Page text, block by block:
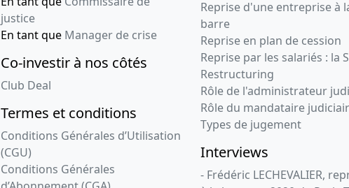
justice
En tant que Manager de crise
Co-investir à nos côtés
Club Deal
Termes et conditions
Conditions Générales d’Utilisation
(CGU)
Conditions Générales
Reprise d'une entreprise à
barre
Reprise en plan de cession
Reprise par les salariés : la
Restructuring
Rôle de l'administrateur
Rôle du mandataire
Types de jugement
Interviews
- Frédéric LECHEVALIER,